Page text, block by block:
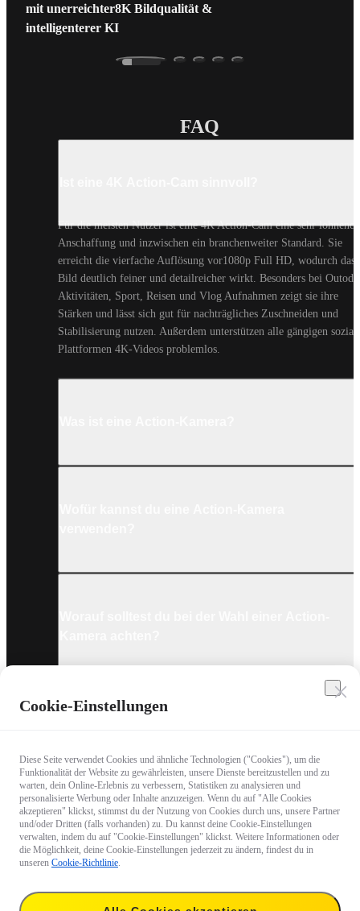
mit unerreichter8K Bildqualität &
intelligenterer KI
FAQ
Für die meisten Nutzer ist eine 4K Action-Cam eine sehr
Anschaffung und inzwischen ein branchenweiter Standard. Sie
erreicht die vierfache Auflösung vor1080p Full HD, wodurch das
Bild deutlich feiner und detailreicher wirkt. Besonders bei
Aktivitäten, Sport, Reisen und Vlog Aufnahmen zeigt sie ihre
Stärken und lässt sich gut für nachträgliches Zuschneiden und
Stabilisierung nutzen. Außerdem unterstützen alle gängigen
Plattformen 4K-Videos problemlos.
Welche Technologien kommen bei den
neuesten Insta360 Action-Kameras zum
Einsatz?
Cookie-Einstellungen
Diese Seite verwendet Cookies und ähnliche Technologien ("Cookies"), um die
Funktionalität der Website zu gewährleisten, unsere Dienste bereitzustellen und zu
warten, dein Online-Erlebnis zu verbessern, Statistiken zu analysieren und
personalisierte Werbung oder Inhalte anzuzeigen. Wenn du auf "Alle Cookies
akzeptieren" klickst, stimmst du der Nutzung von Cookies durch uns, unsere Partner
und/oder Dritten (falls vorhanden) zu. Du kannst deine Cookie-Einstellungen
verwalten, indem du auf "Cookie-Einstellungen" klickst. Weitere Informationen oder
die Möglichkeit, deine Cookie-Einstellungen jederzeit zu ändern, findest du in
unseren Cookie-Richtlinie.